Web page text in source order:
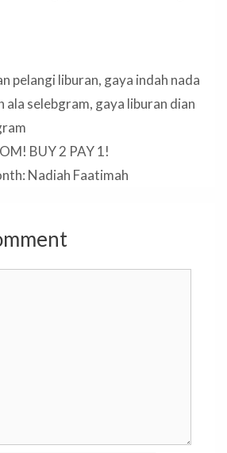
pelangi liburan, gaya indah nada
ala selebgram, gaya liburan dian
BUY 2 PAY 1!
Nadiah Faatimah